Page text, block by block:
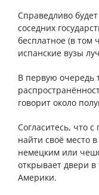
Справедливо
соседних
бесплатное (в
испанские вузы
В первую очередь
говорит около
Согласитесь, что
найти своё место
немецким или
открывает двери
Америки.